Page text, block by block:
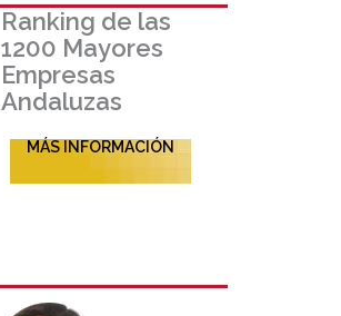
Ranking de las
1200 Mayores
Empresas
Andaluzas
MÁS INFORMACIÓN